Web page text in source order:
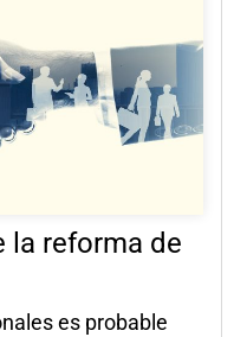
la reforma de
es probable